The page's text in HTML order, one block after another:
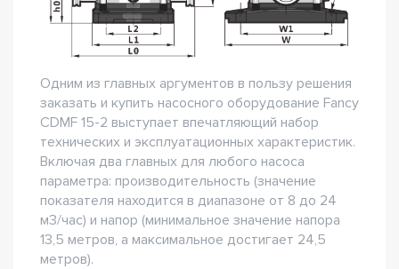
Одним из главных аргументов в пользу решения
заказать и купить насосного оборудование Fancy
CDMF 15-2 выступает впечатляющий набор
технических и эксплуатационных характеристик.
Включая два главных для любого насоса
параметра: производительность (значение
показателя находится в диапазоне от 8 до 24
м3/час) и напор (минимальное значение напора
13,5 метров, а максимальное достигает 24,5
метров).